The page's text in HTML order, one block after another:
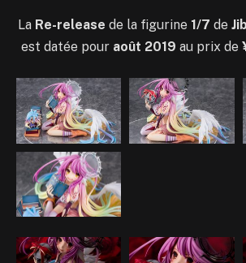
La Re-release de la figurine 1/7 de
est datée pour août 2019 au prix de